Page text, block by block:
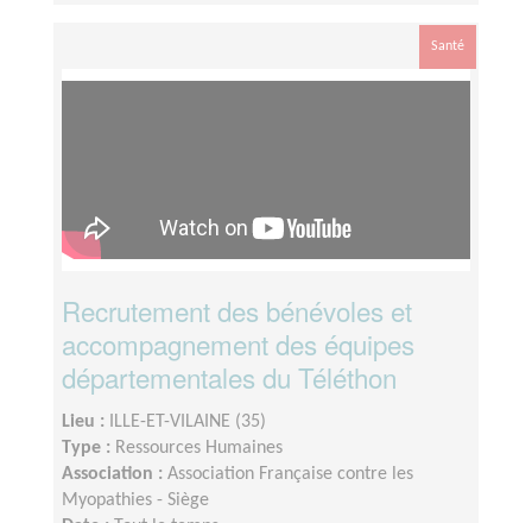
rencontre en présentiel à Nantes 1 fois par an.
Santé
Recrutement des bénévoles et
accompagnement des équipes
départementales du Téléthon
Lieu :
ILLE-ET-VILAINE (35)
Type : Ressources Humaines
Association : Association Française contre les
Myopathies - Siège